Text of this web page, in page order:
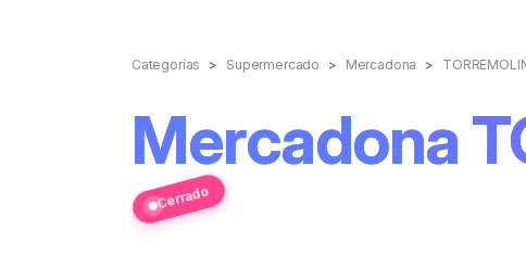
Categorías Supermercado Mercadona
Mercadona
Cerrado